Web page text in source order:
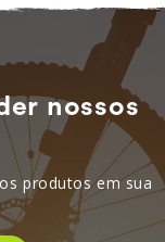
nossos
produtos em sua